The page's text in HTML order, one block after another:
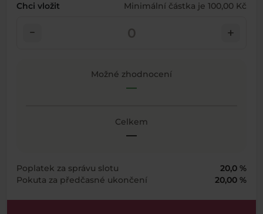
Chci vložit Minimální částka je 100,00 Kč
check_indeterminate_small add
Možné zhodnocení
—
Celkem
—
Poplatek za správu slotu
20,0 %
Pokuta za předčasné ukončení
20,00 %